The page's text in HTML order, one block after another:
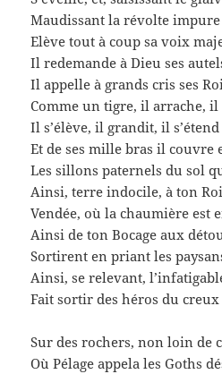
Maudissant la révolte
Elève tout à coup sa voix
Il redemande à Dieu ses
Il appelle à grands cris ses
Comme un tigre, il arrache, il
Il s’élève, il grandit, il
Et de ses mille bras il couvre
Les sillons paternels du sol
Ainsi, terre indocile, à ton
Vendée, où la chaumière est
Ainsi de ton Bocage aux
Sortirent en priant les
Ainsi, se relevant,
Fait sortir des héros du
Sur des rochers, non loin de
Où Pélage appela les Goths